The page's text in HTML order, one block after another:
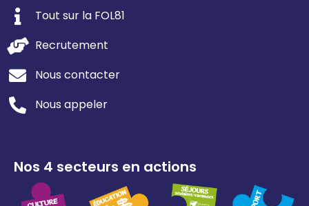
Tout sur la FOL81
Recrutement
Nous contacter
Nous appeler
Nos 4 secteurs en actions